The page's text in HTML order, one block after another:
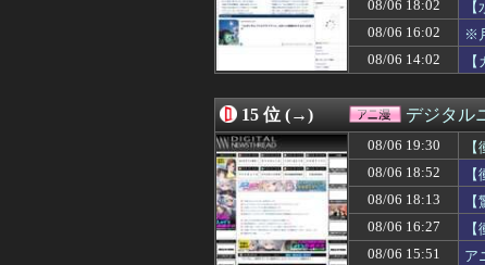
08/05 22:05
ヤニねこ・みい
08/05 21:54
「僕のヒーロー
二十世紀電氣目
08/05 21:02
【画像あり】ワ
08/05 21:00
【シャニソン】
08/06 18:02
08/06 16:02
※
08/06 14:02
15 位 (→) デジタル
08/06 19:30
08/06 18:52
08/06 18:13
08/06 16:27
人
08/06 15:51 ア